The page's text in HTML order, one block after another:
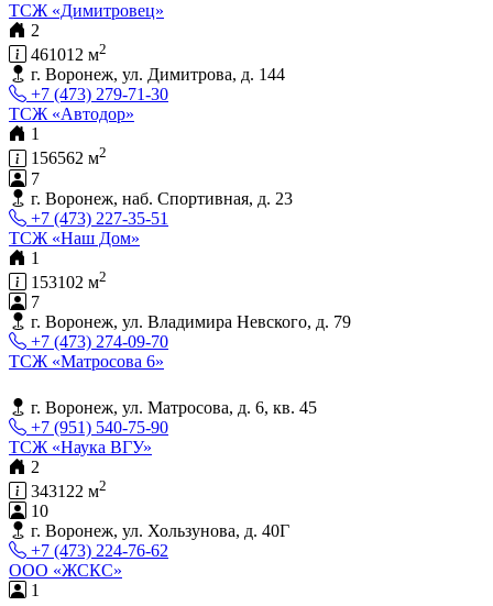
ТСЖ «Димитровец»
2
461012 м2
г. Воронеж, ул. Димитрова, д. 144
+7 (473) 279-71-30
ТСЖ «Автодор»
1
156562 м2
7
г. Воронеж, наб. Спортивная, д. 23
+7 (473) 227-35-51
ТСЖ «Наш Дом»
1
153102 м2
7
г. Воронеж, ул. Владимира Невского, д. 79
+7 (473) 274-09-70
ТСЖ «Матросова 6»
г. Воронеж, ул. Матросова, д. 6, кв. 45
+7 (951) 540-75-90
ТСЖ «Наука ВГУ»
2
343122 м2
10
г. Воронеж, ул. Хользунова, д. 40Г
+7 (473) 224-76-62
ООО «ЖСКС»
1